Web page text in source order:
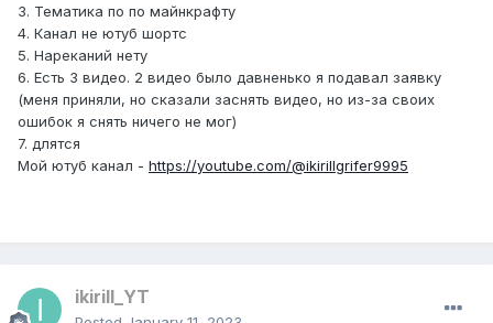
3. Тематика по по майнкрафту
4. Канал не ютуб шортс
5. Нареканий нету
6. Есть 3 видео. 2 видео было давненько я подавал заявку
(меня приняли, но сказали заснять видео, но из-за своих
ошибок я снять ничего не мог)
7. длятся
Мой ютуб канал - https://youtube.com/@ikirillgrifer9995
ikirill_YT